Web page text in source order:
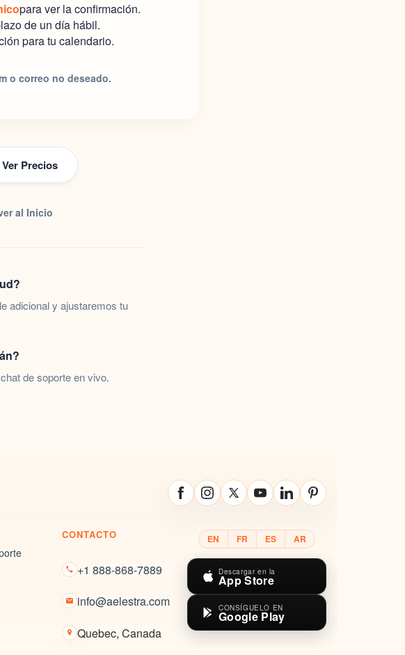
para ver la confirmación.
de un día hábil.
para tu calendario.
o correo no deseado.
Ver Precios
al Inicio
adicional y ajustaremos tu
de soporte en vivo.
CONTACTO
+1 888-868-7889
info@aelestra.com
Quebec, Canada
EN FR ES AR
Descargar en la
App Store
CONSÍGUELO EN
Google Play